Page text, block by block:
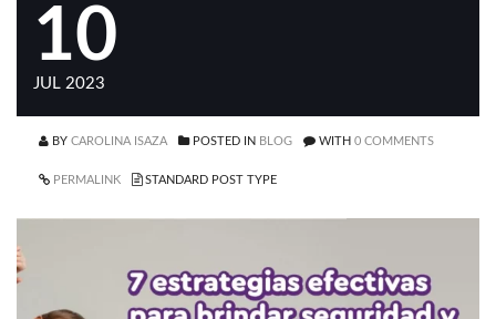
10
JUL 2023
BY CAROLINA ISAZA POSTED IN BLOG WITH 0 COMMENTS
PERMALINK STANDARD POST TYPE